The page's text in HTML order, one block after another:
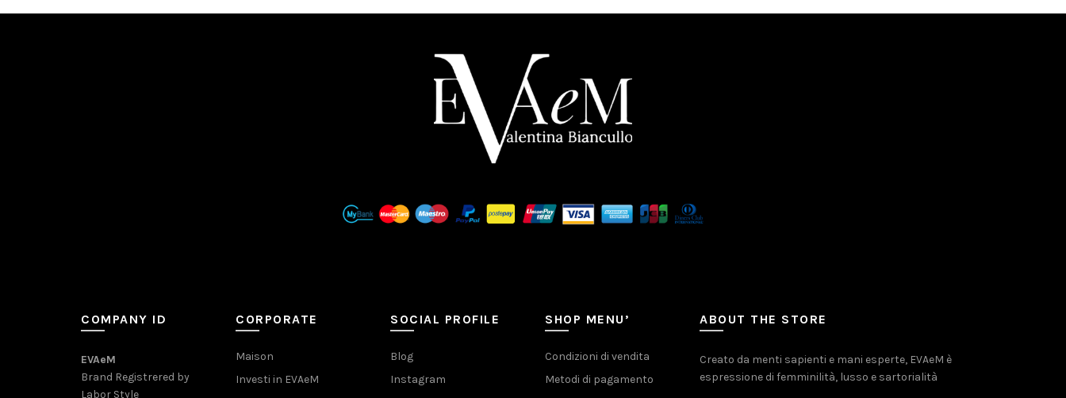
COMPANY ID
EVAeM
Brand Registrered by
Labor Style
CORPORATE
Maison
Investi in EVAeM
SOCIAL PROFILE
Blog
Instagram
SHOP MENU’
Condizioni di vendita
Metodi di pagamento
ABOUT THE STORE
Creato da menti sapienti e mani esperte, EVAeM è
espressione di femminilità, lusso e sartorialità